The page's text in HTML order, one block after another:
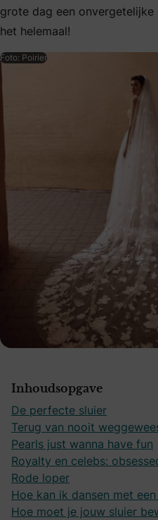
grote dag een
het helemaal!
Foto: Poirier
Inhoudsopgave
De perfecte sluier
Terug van nooit
Pearls just wanna have fun
Royalty en celebs:
Rode loper
Hoe kan ik dansen met
Hoe moet je jouw sluier